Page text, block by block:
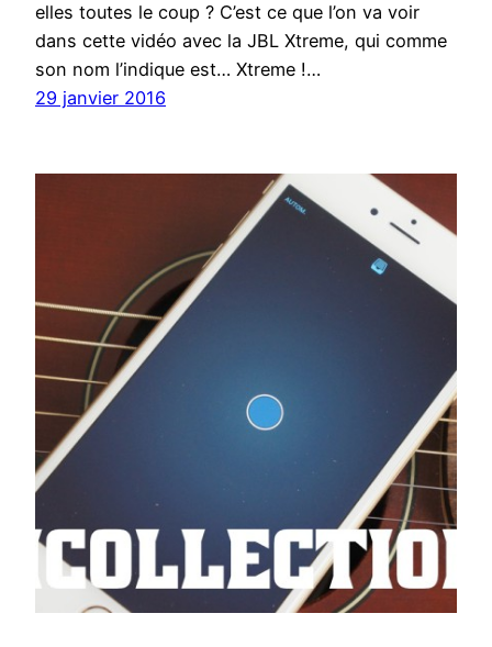
elles toutes le coup ? C’est ce que l’on va voir
dans cette vidéo avec la JBL Xtreme, qui comme
son nom l’indique est… Xtreme !…
29 janvier 2016